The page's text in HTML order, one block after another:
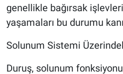
genellikle bağırsak
yaşamaları bu durumu
Solunum Sistemi
Duruş, solunum